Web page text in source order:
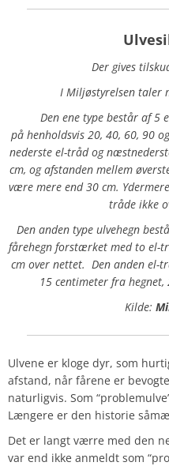
Der gives
I Miljøstyrelsen taler
Den ene type består af 5
på henholdsvis 20, 40, 60, 90
nederste el-tråd og
cm, og afstanden mellem
være mere end 30 cm.
tråde ikke
Den anden type ulvehegn
fårehegn forstærket med to el-
cm over nettet. Den anden el-
15 centimeter fra
Kilde:
Ulvene er kloge dyr, som
afstand, når fårene er
naturligvis. Som
Længere er den historie
Det er langt værre med den
var end ikke anmeldt som